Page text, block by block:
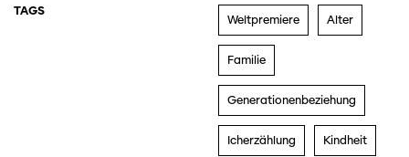
TAGS
Weltpremiere Alter
Familie
Generationenbeziehung
Icherzählung Kindheit